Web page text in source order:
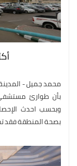
محمد جميل -
وبحسب احدث
بصحة المنطقة فقد